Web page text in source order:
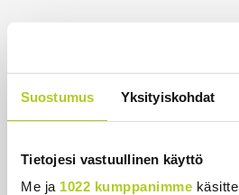
Suostumus Yksityiskohdat
Tietojesi vastuullinen käyttö
Me ja 1022 kumppanimme
Somejättejä vaaditaan
aiheuttamisesta
Uutiset | 7.8.2026 14:30
WSJ: Tiedustelutiedon mukaan
Naton kestävyyttä rajatulla